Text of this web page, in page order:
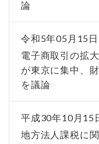
論
令和5年05月15日
電子商取引の拡
が東京に集中、
を議論
平成30年10月15
地方法人課税に